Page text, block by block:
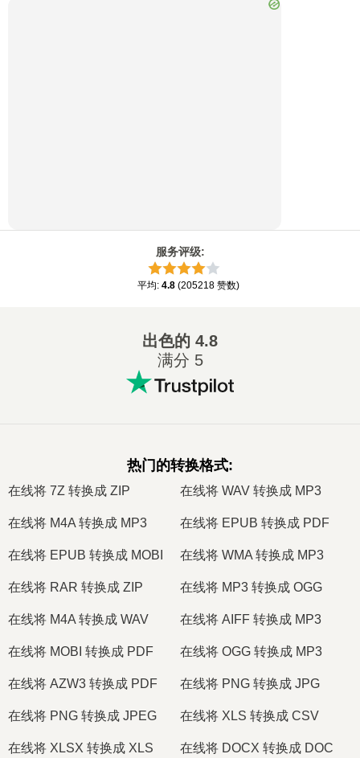
服务评级:
平均: 4.8 (205218 赞数)
出色的 4.8
满分 5
热门的转换格式:
在线将 7Z 转换成 ZIP 在线将 WAV 转换成 MP3
在线将 M4A 转换成 MP3 在线将 EPUB 转换成 PDF
在线将 EPUB 转换成 MOBI 在线将 WMA 转换成 MP3
在线将 RAR 转换成 ZIP 在线将 MP3 转换成 OGG
在线将 M4A 转换成 WAV 在线将 AIFF 转换成 MP3
在线将 MOBI 转换成 PDF 在线将 OGG 转换成 MP3
在线将 AZW3 转换成 PDF 在线将 PNG 转换成 JPG
在线将 PNG 转换成 JPEG 在线将 XLS 转换成 CSV
在线将 XLSX 转换成 XLS 在线将 DOCX 转换成 DOC